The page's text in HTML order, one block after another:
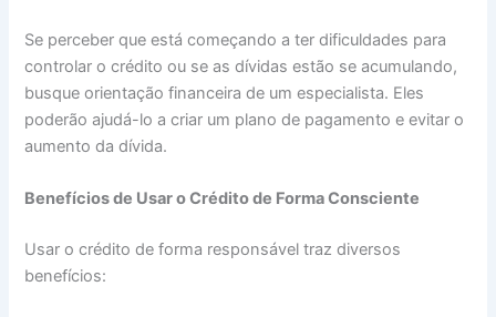
Se perceber que está começando a ter dificuldades para
controlar o crédito ou se as dívidas estão se acumulando,
busque orientação financeira de um especialista. Eles
poderão ajudá-lo a criar um plano de pagamento e evitar o
aumento da dívida.
Benefícios de Usar o Crédito de Forma Consciente
Usar o crédito de forma responsável traz diversos
benefícios: